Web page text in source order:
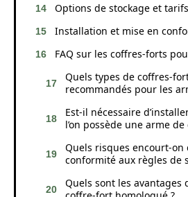
Options de stockage et
Installation et mise en
FAQ sur les coffres-forts
Quels types de coffres-
recommandés pour les
Est-il nécessaire
l’on possède une arme
Quels risques encourt-on
conformité aux règles de
Quels sont les avantages